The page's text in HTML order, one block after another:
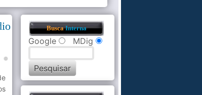
BuscaInterna
Google MDig